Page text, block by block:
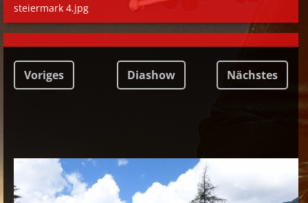
steiermark 4.jpg
Voriges Diashow Nächstes